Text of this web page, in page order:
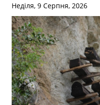
Неділя, 9 Серпня, 2026